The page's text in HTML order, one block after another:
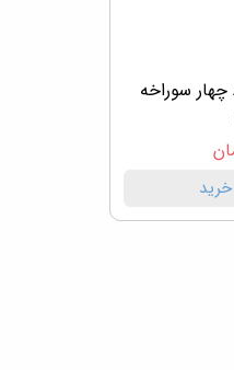
توربین گلدنت کلاس A چهار سوراخه